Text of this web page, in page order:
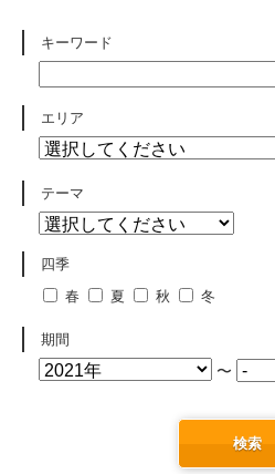
キーワード
エリア
テーマ
四季
春
夏 秋 冬
期間
〜
検索